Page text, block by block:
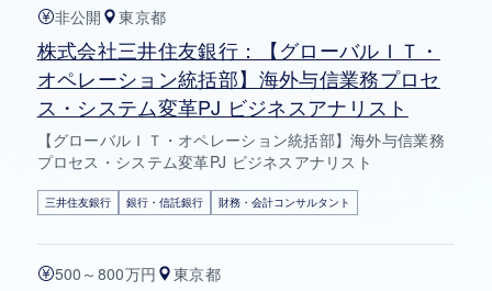
非公開 東京都
株式会社三井住友銀行：【グローバルＩＴ・
オペレーション統括部】海外与信業務プロセ
ス・システム変革PJ ビジネスアナリスト
【グローバルＩＴ・オペレーション統括部】海外与信業務
プロセス・システム変革PJ ビジネスアナリスト
三井住友銀行 銀行・信託銀行 財務・会計コンサルタント
500～800万円 東京都